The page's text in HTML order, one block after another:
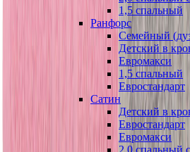
1,5 спальный
Ранфорс
Семейный
Детский в
Евромакси
1,5 спальный
Евростандарт
Сатин
Детский в
Евростандарт
Евромакси